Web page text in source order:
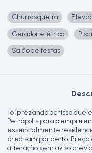
Churrasqueira
Gerador elétrico
Salão de festas
Foi prezando por isso que
Petrópolis para o
essencialmente
precisam por perto. Preço
alteração sem aviso